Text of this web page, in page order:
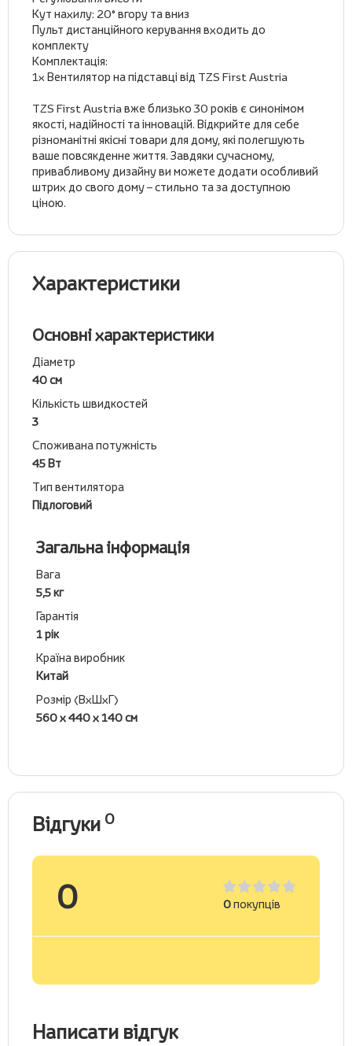
Кут нахилу: 20° вгору та вниз
Пульт дистанційного керування входить до
комплекту
Комплектація:
1x Вентилятор на підставці від TZS First Austria
TZS First Austria вже близько 30 років є синонімом
якості, надійності та інновацій. Відкрийте для себе
різноманітні якісні товари для дому, які полегшують
ваше повсякденне життя. Завдяки сучасному,
привабливому дизайну ви можете додати особливий
штрих до свого дому – стильно та за доступною
ціною.
Характеристики
Основні характеристики
Діаметр
40 см
Кількість швидкостей
3
Споживана потужність
45 Вт
Тип вентилятора
Підлоговий
Загальна інформація
Вага
5,5 кг
Гарантія
1 рік
Країна виробник
Китай
Розмір (ВхШхГ)
560 х 440 х 140 см
Відгуки 0
0 0покупців
Написати відгук